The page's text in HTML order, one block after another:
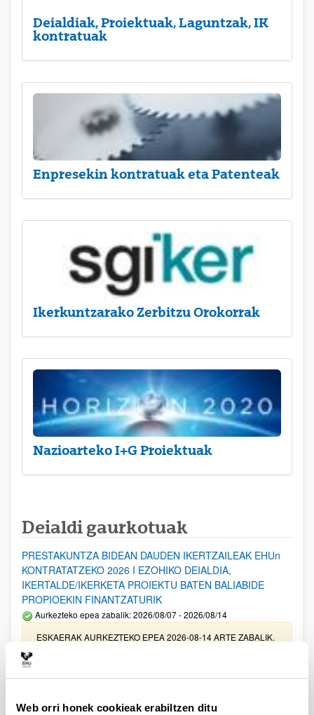
Web orri honek cookieak erabiltzen ditu
Deialdiak, Proiektuak, Laguntzak, IK
kontratuak
Enpresekin kontratuak eta Patenteak
Ikerkuntzarako Zerbitzu Orokorrak
Nazioarteko I+G Proiektuak
Deialdi gaurkotuak
PRESTAKUNTZA BIDEAN DAUDEN IKERTZAILEAK EHUn
KONTRATATZEKO 2026 I EZOHIKO DEIALDIA,
IKERTALDE/IKERKETA PROIEKTU BATEN BALIABIDE
PROPIOEKIN FINANTZATURIK
Aurkezteko epea zabalik: 2026/08/07 - 2026/08/14
ESKAERAK AURKEZTEKO EPEA 2026-08-14 ARTE ZABALIK.
UPV/EHUn Azpiegitura Zientifikoa eta Funts Bibliografikoak